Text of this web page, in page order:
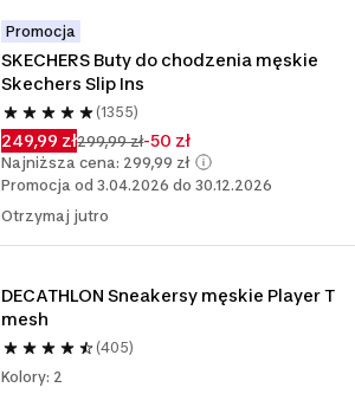
Promocja
SKECHERS Buty do chodzenia męskie
Skechers Slip Ins
(1355)
249,99 zł299,99 zł-50 zł
Najniższa cena: 299,99 zł
Promocja od 3.04.2026 do 30.12.2026
Otrzymaj jutro
DECATHLON Sneakersy męskie Player T
mesh
(405)
Kolory: 2